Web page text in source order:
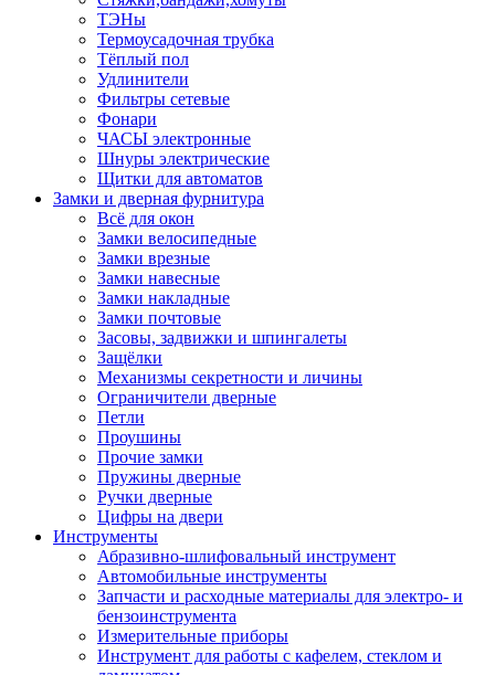
ТЭНы
Термоусадочная трубка
Тёплый пол
Удлинители
Фильтры сетевые
Фонари
ЧАСЫ электронные
Шнуры электрические
Щитки для автоматов
Замки и дверная фурнитура
Всё для окон
Замки велосипедные
Замки врезные
Замки навесные
Замки накладные
Замки почтовые
Засовы, задвижки и шпингалеты
Защёлки
Механизмы секретности и личины
Ограничители дверные
Петли
Проушины
Прочие замки
Пружины дверные
Ручки дверные
Цифры на двери
Инструменты
Абразивно-шлифовальный инструмент
Автомобильные инструменты
Запчасти и расходные материалы для электро- и
бензоинструмента
Измерительные приборы
Инструмент для работы с кафелем, стеклом и